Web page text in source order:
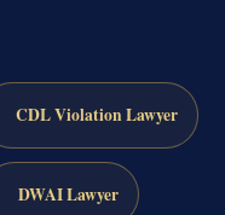
CDL Violation Lawyer
DWAI Lawyer